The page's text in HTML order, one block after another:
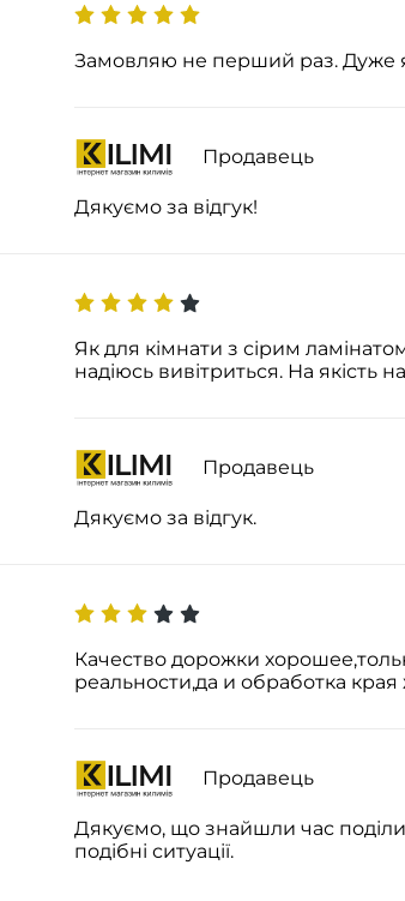
Замовляю не перший раз. Дуже
Продавець
Дякуємо за відгук!
Як для кімнати з сірим
надіюсь вивітриться. На якість
Продавець
Дякуємо за відгук.
Качество дорожки
реальности,да и обработка
Продавець
Дякуємо, що знайшли час
подібні ситуації.